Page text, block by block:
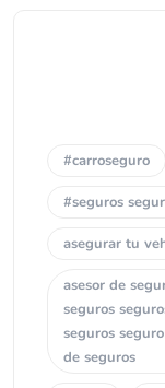
#carroseguro
#seguros
asegurar tu
asesor de
seguros
seguros
de seguros